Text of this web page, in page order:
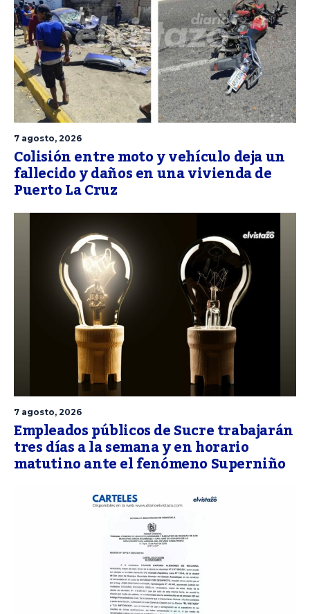
7 agosto, 2026
Colisión entre moto y vehículo deja un
fallecido y daños en una vivienda de
Puerto La Cruz
7 agosto, 2026
Empleados públicos de Sucre trabajarán
tres días a la semana y en horario
matutino ante el fenómeno Superniño